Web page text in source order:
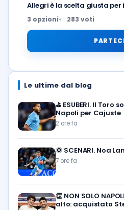
Allegri è la scelta giusta per
3 opzioni 283 voti
Le ultime dal blog
⛳ ESUBERI. Il Toro
Napoli per Cajuste
2 ore fa
💢 SCENARI. Noa
7 ore fa
👏 NON SOLO
alto: acquistato